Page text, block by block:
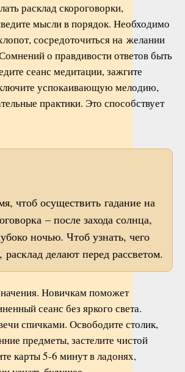
расклад скороговорки,
мысли в порядок. Необходимо
сосредоточиться на желании
о правдивости ответов быть
сеанс медитации, зажгите
успокаивающую мелодию,
практики. Это способствует
чтоб осуществить гадание на
– после захода солнца,
ночью. Чтоб узнать, чего
расклад делают перед рассветом.
Новичкам поможет
сеанс без яркого света.
спичками. Освободите столик,
предметы, застелите чистой
карты 5-6 минут в ладонях,